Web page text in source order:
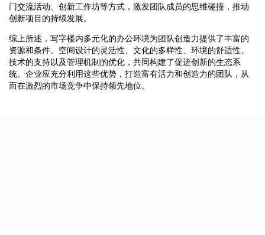
门交流活动、创新工作坊等方式，激发团队成员的思维碰撞，推动
创新项目的持续发展。
综上所述，写字楼内多元化的办公环境为团队创造力提供了丰富的
资源和条件。空间设计的灵活性、文化的多样性、环境的舒适性、
技术的支持以及管理机制的优化，共同构建了促进创新的生态系
统。企业应充分利用这些优势，打造富有活力和创造力的团队，从
而在激烈的市场竞争中保持领先地位。